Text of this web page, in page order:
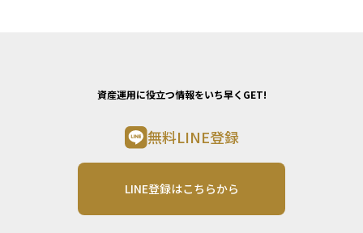
資産運用に役立つ情報をいち早くGET!
無料LINE登録
LINE登録はこちらから